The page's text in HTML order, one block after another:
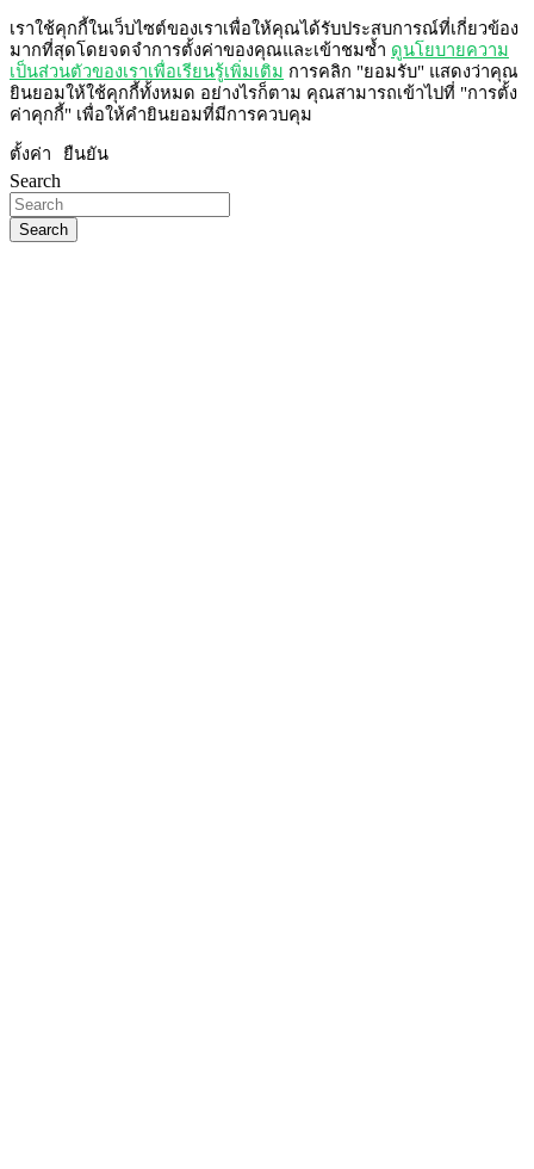
เราใช้คุกกี้ในเว็บไซต์ของเราเพื่อให้คุณได้รับประสบการณ์ที่เกี่ยวข้อง
มากที่สุดโดยจดจำการตั้งค่าของคุณและเข้าชมซ้ำ ดูนโยบายความ
เป็นส่วนตัวของเราเพื่อเรียนรู้เพิ่มเติม การคลิก "ยอมรับ" แสดงว่าคุณ
ยินยอมให้ใช้คุกกี้ทั้งหมด อย่างไรก็ตาม คุณสามารถเข้าไปที่ "การตั้ง
ค่าคุกกี้" เพื่อให้คำยินยอมที่มีการควบคุม
ตั้งค่า ยืนยัน
Search
Search